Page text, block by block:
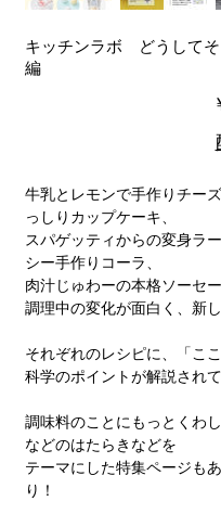
キッチンラボ どうして
編
価
格
牛乳とレモンで手作りチー
っしりカップケーキ、
スパゲッティからの変身ラ
シー手作りコーラ、
肉汁じゅわーの本格ソーセー
調理中の変化が面白く、新
それぞれのレシピに、「こ
科学のポイントが解説され
調味料のことにもっとくわ
などのはたらきなどを
テーマにした特集ページも
り！